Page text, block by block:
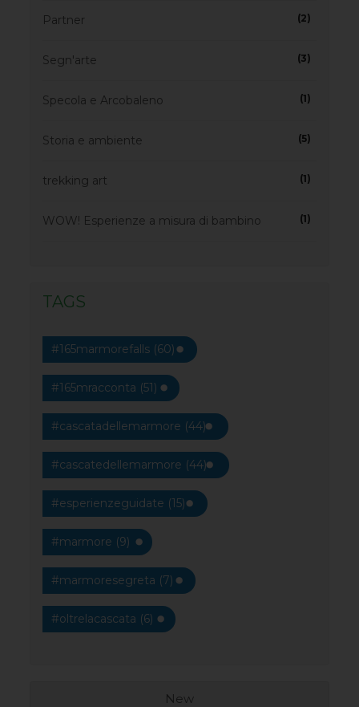
Partner (2)
Segn'arte (3)
Specola e Arcobaleno (1)
Storia e ambiente (5)
trekking art (1)
WOW! Esperienze a misura di bambino (1)
TAGS
#165marmorefalls (60)
#165mracconta (51)
#cascatadellemarmore (44)
#cascatedellemarmore (44)
#esperienzeguidate (15)
#marmore (9)
#marmoresegreta (7)
#oltrelacascata (6)
New